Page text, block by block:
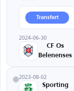
Transfert
2024-06-30
CF Os
Belenenses
2023-08-02
Sporting